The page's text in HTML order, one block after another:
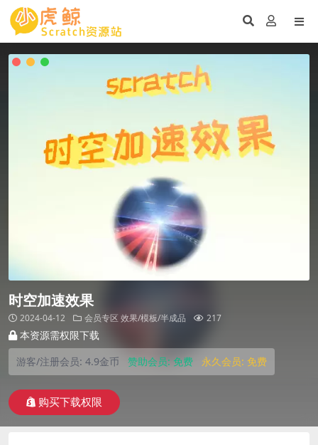
时空加速效果
2024-04-12 会员专区 效果/模板/半成品 217
本资源需权限下载
游客/注册会员: 4.9金币 赞助会员: 免费 永久会员: 免费
购买下载权限